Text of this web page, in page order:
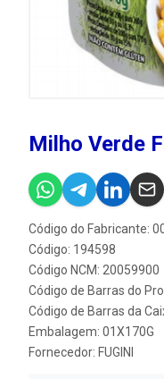
Milho Verde
Código do Fabricante:
Código: 194598
Código NCM: 20059900
Código de Barras do
Código de Barras da
Embalagem: 01X170G
Fornecedor: FUGINI